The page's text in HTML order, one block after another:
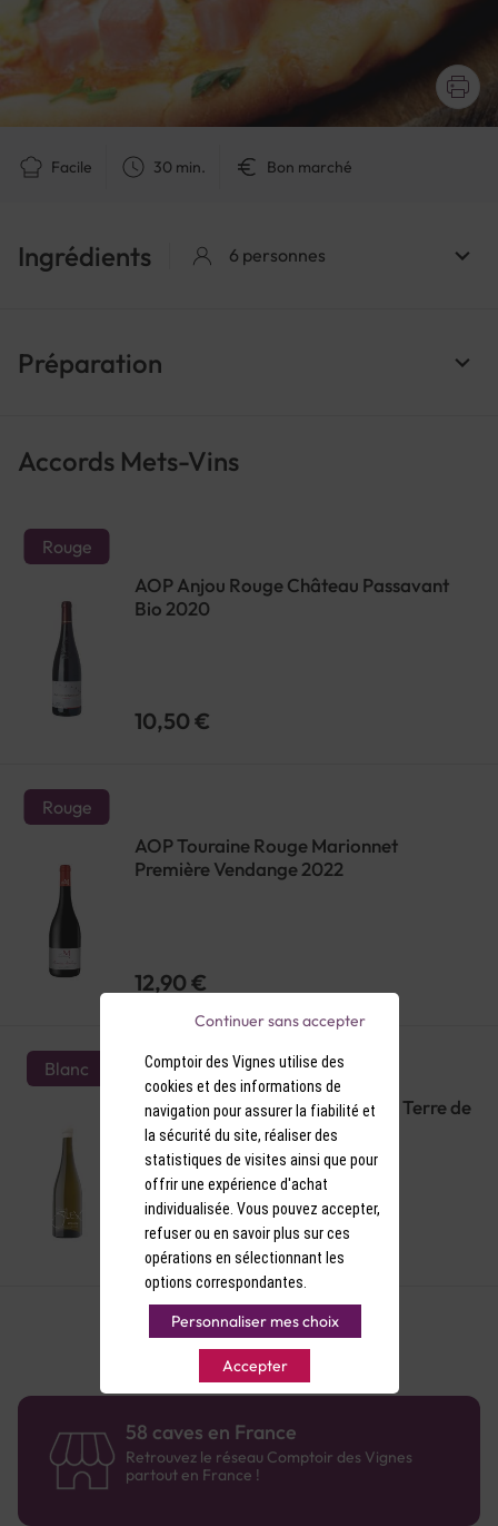
Facile 30 min. Bon marché
Ingrédients 6 personnes
Préparation
Accords Mets-Vins
Rouge
AOP Anjou Rouge Château Passavant
Bio 2020
10,50 €
Rouge
AOP Touraine Rouge Marionnet
Première Vendange 2022
12,90 €
Blanc
AOP Coteaux du Giennois Blanc Terre de
Silex 2021
19,90 €
58 caves en France
Retrouvez le réseau Comptoir des Vignes
partout en France !
Comptoir des Vignes utilise des
cookies et des informations de
navigation pour assurer la fiabilité et
la sécurité du site, réaliser des
statistiques de visites ainsi que pour
offrir une expérience d'achat
individualisée. Vous pouvez accepter,
refuser ou en savoir plus sur ces
opérations en sélectionnant les
options correspondantes.
Personnaliser mes choix
Accepter
Continuer sans accepter